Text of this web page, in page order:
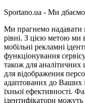
Sportano.ua - Ми
Ми прагнемо
рівні. З цією метою ми
мобільні рекламні
функціонування
також для аналітичних
для відображення
адаптованих до Ваших
їхньої ефективності.
ідентифікатори